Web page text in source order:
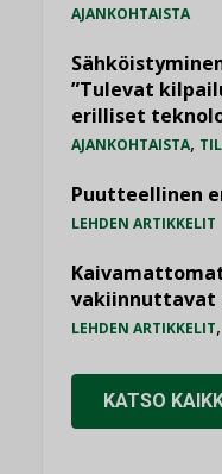
AJANKOHTAISTA
”Tulevat
erilliset
AJANKOHTAISTA,
Puutteellinen
LEHDEN ARTIKKELIT
vakiinnuttavat
LEHDEN ARTIKKELIT,
KATSO